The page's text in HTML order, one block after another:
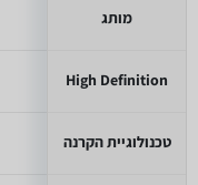
מותג
High Definition
טכנולוגיית הקרנה